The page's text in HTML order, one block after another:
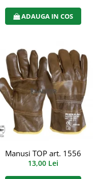
ADAUGA IN COS
Manusi TOP art. 1556
13,00 Lei